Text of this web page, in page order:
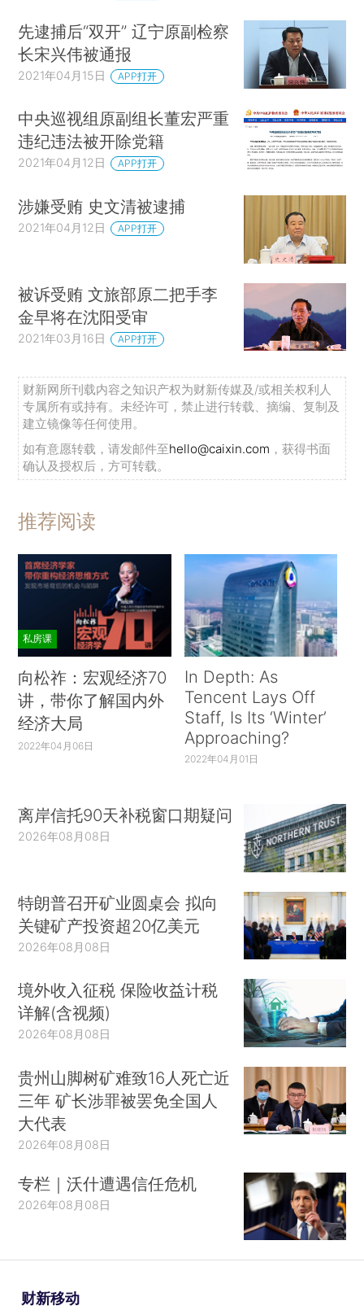
先逮捕后“双开” 辽宁原副检察
长宋兴伟被通报
2021年04月15日 APP打开
中央巡视组原副组长董宏严重
违纪违法被开除党籍
2021年04月12日 APP打开
涉嫌受贿 史文清被逮捕
2021年04月12日 APP打开
被诉受贿 文旅部原二把手李
金早将在沈阳受审
2021年03月16日 APP打开
财新网所刊载内容之知识产权为财新传媒及/或相关权利人
专属所有或持有。未经许可，禁止进行转载、摘编、复制及
建立镜像等任何使用。
如有意愿转载，请发邮件至hello@caixin.com ，获得书面
确认及授权后，方可转载。
推荐阅读
私房课
向松祚：宏观经济70
讲，带你了解国内外
经济大局
2022年04月06日
In Depth: As
Tencent Lays Off
Staff, Is Its ‘Winter’
Approaching?
2022年04月01日
离岸信托90天补税窗口期疑问
2026年08月08日
特朗普召开矿业圆桌会 拟向
关键矿产投资超20亿美元
2026年08月08日
境外收入征税 保险收益计税
详解(含视频)
2026年08月08日
贵州山脚树矿难致16人死亡近
三年 矿长涉罪被罢免全国人
大代表
2026年08月08日
专栏｜沃什遭遇信任危机
2026年08月08日
财新移动